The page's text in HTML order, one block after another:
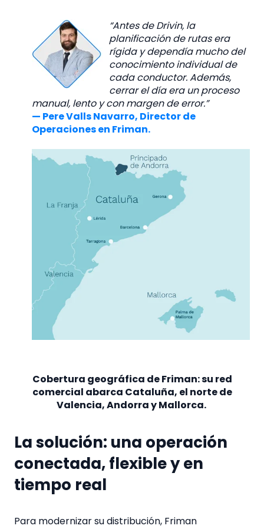
“Antes de Drivin, la
planificación de rutas era
rígida y dependía mucho del
conocimiento individual de
cada conductor. Además,
cerrar el día era un proceso
manual, lento y con margen de error.”
— Pere Valls Navarro, Director de
Operaciones en Friman.
Cobertura geográfica de Friman: su red
comercial abarca Cataluña, el norte de
Valencia, Andorra y Mallorca.
La solución: una operación
conectada, flexible y en
tiempo real
Para modernizar su distribución, Friman